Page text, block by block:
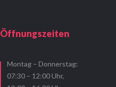
Öffnungszeiten
Montag – Donnerstag:
07:30 – 12:00 Uhr,